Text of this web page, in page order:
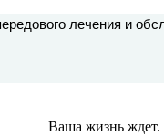
лечения и
Ваша жизнь ждет.